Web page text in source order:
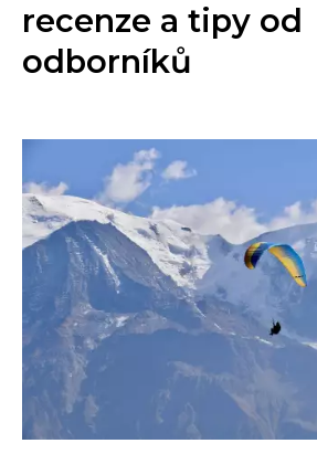
recenze a tipy od
odborníků